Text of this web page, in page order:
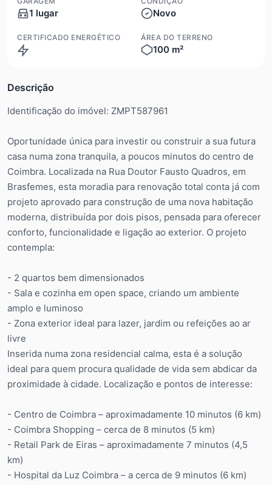
1 lugar Novo
CERTIFICADO ENERGÉTICO
ÁREA DO TERRENO
100 m²
Descrição
Identificação do imóvel: ZMPT587961
Oportunidade única para investir ou construir a sua futura
casa numa zona tranquila, a poucos minutos do centro de
Coimbra. Localizada na Rua Doutor Fausto Quadros, em
Brasfemes, esta moradia para renovação total conta já com
projeto aprovado para construção de uma nova habitação
moderna, distribuída por dois pisos, pensada para oferecer
conforto, funcionalidade e ligação ao exterior. O projeto
contempla:
- 2 quartos bem dimensionados
- Sala e cozinha em open space, criando um ambiente
amplo e luminoso
- Zona exterior ideal para lazer, jardim ou refeições ao ar
livre
Inserida numa zona residencial calma, esta é a solução
ideal para quem procura qualidade de vida sem abdicar da
proximidade à cidade. Localização e pontos de interesse:
- Centro de Coimbra – aproximadamente 10 minutos (6 km)
- Coimbra Shopping – cerca de 8 minutos (5 km)
- Retail Park de Eiras – aproximadamente 7 minutos (4,5
km)
- Hospital da Luz Coimbra – a cerca de 9 minutos (6 km)